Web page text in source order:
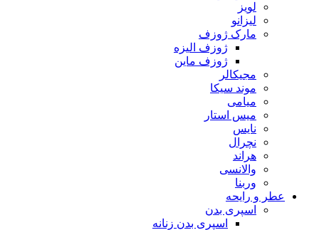
لویز
لیزانو
مارک ژوزف
ژوزف الیزه
ژوزف ماین
مجیکالر
موند سیکا
میامی
میس استار
نایس
نچرال
هراند
والانسی
وربنا
عطر و رایحه
اسپری بدن
اسپری بدن زنانه